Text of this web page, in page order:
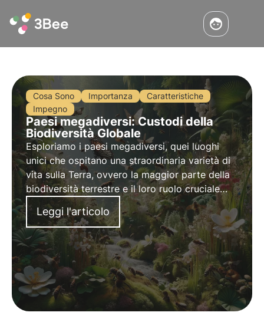
Cosa Sono Importanza
Caratteristiche
Impegno
Paesi megadiversi: Custodi della
Biodiversità Globale
Esploriamo i paesi megadiversi, quei luoghi
unici che ospitano una straordinaria varietà di
vita sulla Terra, ovvero la maggior parte della
biodiversità terrestre e il loro ruolo cruciale
nella conservazione degli ecosistemi.
Leggi l'articolo